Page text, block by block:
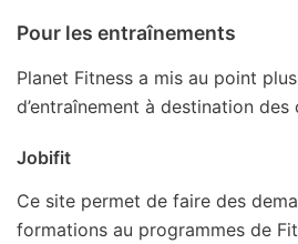
Pour les entraînements
Planet Fitness a mis au point
d’entraînement à destination
Jobifit
Ce site permet de faire des
formations au programmes de